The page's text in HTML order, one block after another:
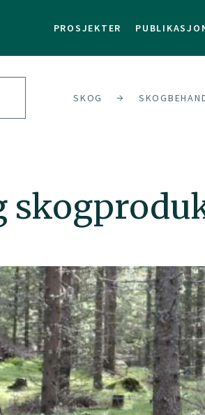
PROSJEKTER
SKOG